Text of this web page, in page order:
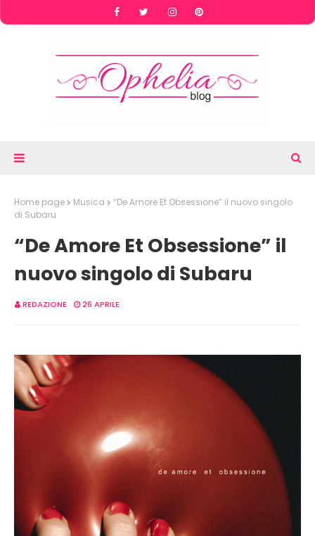
Home page Musica
“De Amore Et Obsessione” il nuovo singolo
di Subaru
“De Amore Et Obsessione” il
nuovo singolo di Subaru
REDAZIONE 26 APRILE